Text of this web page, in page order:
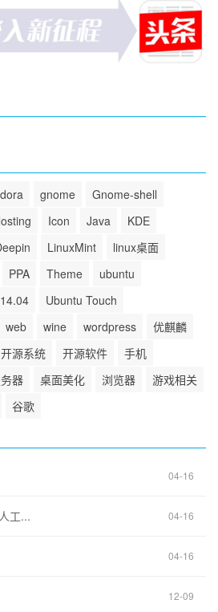
gnome
Gnome-shell
Icon Java
KDE
LinuxMint
linux桌面
PPA Theme
ubuntu
Ubuntu Touch
web wine wordpress
优麒麟
开源系统 开源软件
手机
器 桌面美化 浏览器
游戏相关
谷歌
04-16
工... 04-16
04-16
12-09